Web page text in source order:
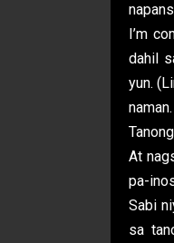
I’m
dahil
yun.
At
pa-
Sabi
sa